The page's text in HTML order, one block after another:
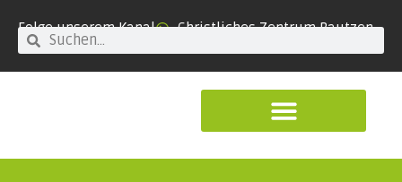
Folge unserem Kanal Christliches Zentrum Bautzen